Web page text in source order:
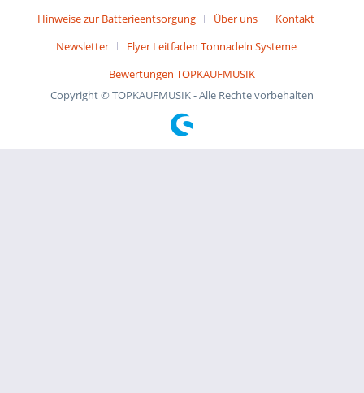
Hinweise zur Batterieentsorgung
Über uns
Kontakt
Newsletter
Flyer Leitfaden Tonnadeln Systeme
Bewertungen TOPKAUFMUSIK
Copyright © TOPKAUFMUSIK - Alle Rechte vorbehalten